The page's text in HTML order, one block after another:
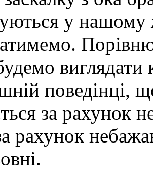
у нашому
поведінці,
за рахунок
рахунок